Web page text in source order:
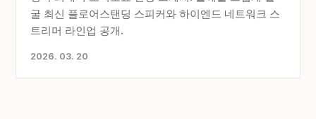
굴 최신 플로어스탠딩 스피커와 하이엔드 네트워크 스
트리머 라인업 공개.
2026. 03. 20